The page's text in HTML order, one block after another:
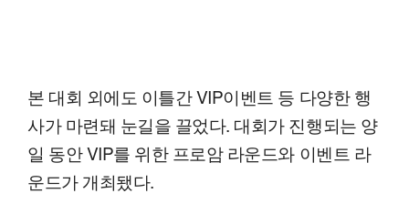
본 대회 외에도 이틀간 VIP이벤트 등 다양한 행
사가 마련돼 눈길을 끌었다. 대회가 진행되는 양
일 동안 VIP를 위한 프로암 라운드와 이벤트 라
운드가 개최됐다.